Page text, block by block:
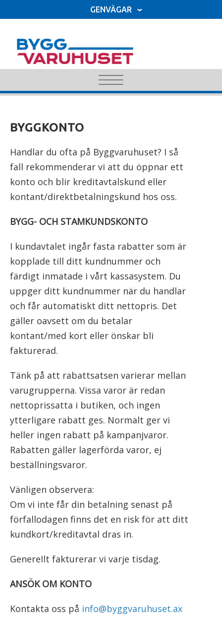
huvudinnehåll
GENVÄGAR
y
v
r
u
h
u
s
e
t
BYGGKONTO
Handlar du ofta på Byggvaruhuset? I så
fall rekommenderar vi att du öppnar ett
konto och blir kreditavtalskund eller
kontant/direktbetalningskund hos oss.
BYGG- OCH STAMKUNDSKONTO
I kundavtalet ingår fasta rabatter som är
kopplade till ditt kundnummer och
färdigt inmatade i vårt kassasystem. Du
uppger ditt kundnummer när du handlar
och får automatiskt ditt nettopris. Det
gäller oavsett om du betalar
kontant/med kort eller önskar bli
fakturerad.
Tänk på att rabattsatsen varierar mellan
varugrupperna. Vissa varor är redan
nettoprissatta i butiken, och ingen
ytterligare rabatt ges. Normalt ger vi
heller ingen rabatt på kampanjvaror.
Rabatten gäller lagerförda varor, ej
beställningsvaror.
Vänligen observera:
Om vi inte får din betalning senast på
förfallodagen finns det en risk för att ditt
kundkort/kreditavtal dras in.
GenereIlt fakturerar vi varje tisdag.
ANSÖK OM KONTO
Kontakta oss på info@byggvaruhuset.ax